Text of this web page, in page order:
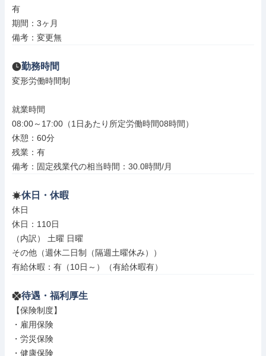
有
期間：3ヶ月
備考：変更無
勤務時間
変形労働時間制
就業時間
08:00～17:00（1日あたり所定労働時間08時間）
休憩：60分
残業：有
備考：固定残業代の相当時間：30.0時間/月
休日・休暇
休日
休日：110日
（内訳） 土曜 日曜
その他（週休二日制（隔週土曜休み））
有給休暇：有（10日～）（有給休暇有）
待遇・福利厚生
【保険制度】
・雇用保険
・労災保険
・健康保険